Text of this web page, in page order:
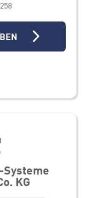
Systeme
KG